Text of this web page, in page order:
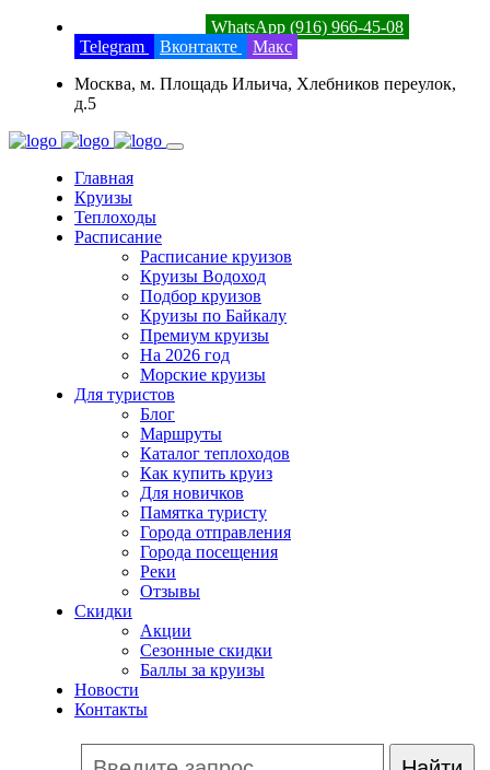
WhatsApp (916) 966-45-08
Telegram
Вконтакте
Макс
Москва, м. Площадь Ильича, Хлебников переулок,
д.5
Главная
Круизы
Теплоходы
Расписание
Расписание круизов
Круизы Водоход
Подбор круизов
Круизы по Байкалу
Премиум круизы
На 2026 год
Морские круизы
Для туристов
Блог
Маршруты
Каталог теплоходов
Как купить круиз
Для новичков
Памятка туристу
Города отправления
Города посещения
Реки
Отзывы
Скидки
Акции
Сезонные скидки
Баллы за круизы
Новости
Контакты